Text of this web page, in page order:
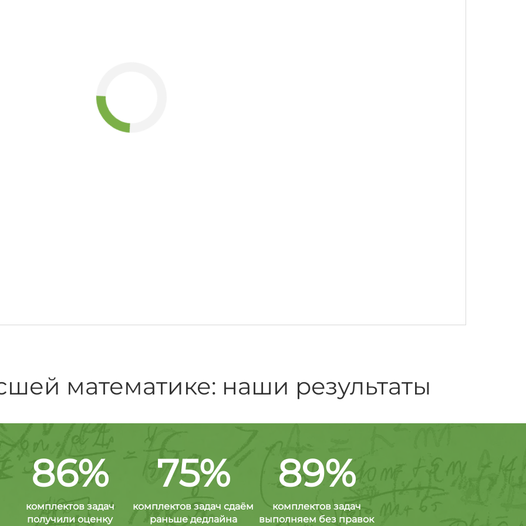
математике: наши результаты
86%
комплектов задач
получили оценку
75%
комплектов задач сдаём
раньше дедлайна
89%
комплектов задач
выполняем без правок